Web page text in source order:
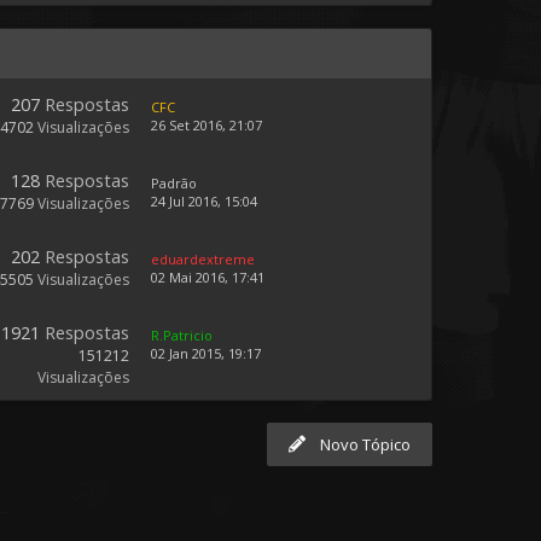
207 Respostas
Visualizações
CFC
26 Set 2016, 21:07
128 Respostas
Visualizações
Padrão
24 Jul 2016, 15:04
202 Respostas
Visualizações
eduardextreme
02 Mai 2016, 17:41
1921 Respostas
151212
Visualizações
R.Patricio
02 Jan 2015, 19:17
Novo Tópico